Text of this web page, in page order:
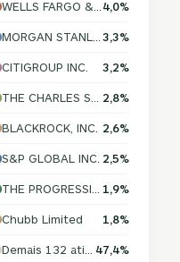
4,0%
3,3%
CITIGROUP INC. 3,2%
2,8%
BLACKROCK, INC. 2,6%
S&P GLOBAL INC. 2,5%
1,9%
Chubb Limited 1,8%
47,4%